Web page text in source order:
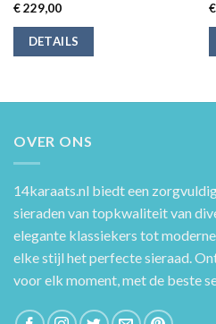
€229,00
DETAILS
€
OVER ONS
14karaats.nl biedt een
sieraden van topkwaliteit van
elegante klassiekers tot
elke stijl het perfecte sieraad.
voor elk moment, met de beste